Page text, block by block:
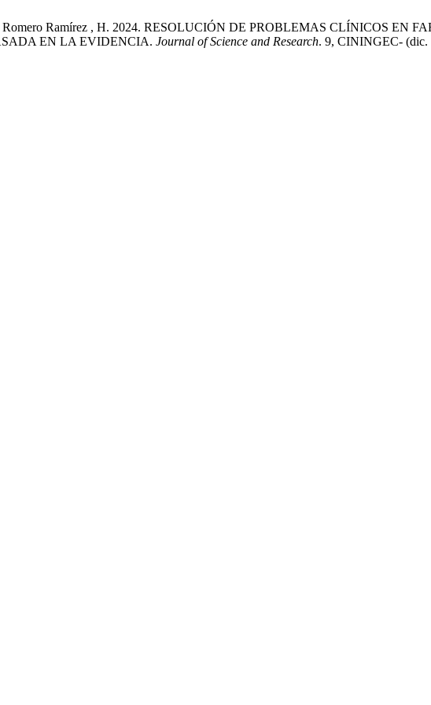
y Romero Ramírez , H. 2024. RESOLUCIÓN DE PROBLEMAS CLÍNICOS EN
EN LA EVIDENCIA. Journal of Science and Research. 9, CININGEC- (dic.